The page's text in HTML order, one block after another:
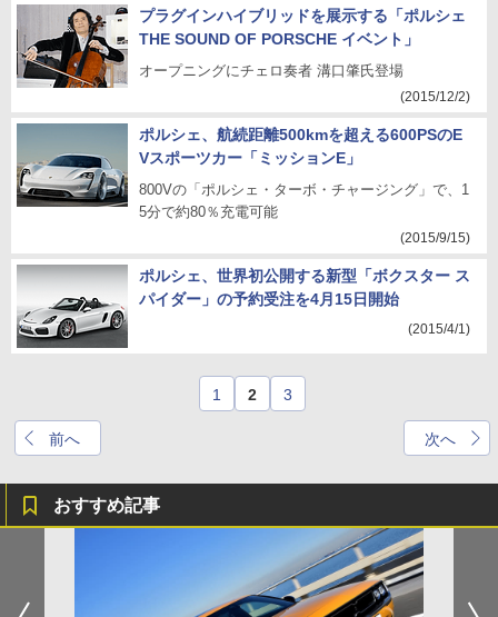
プラグインハイブリッドを展示する「ポルシェ
THE SOUND OF PORSCHE イベント」
オープニングにチェロ奏者 溝口肇氏登場
(2015/12/2)
ポルシェ、航続距離500kmを超える600PSのE
Vスポーツカー「ミッションE」
800Vの「ポルシェ・ターボ・チャージング」で、1
5分で約80％充電可能
(2015/9/15)
ポルシェ、世界初公開する新型「ボクスター ス
パイダー」の予約受注を4月15日開始
(2015/4/1)
前へ
1 2 3
次へ
おすすめ記事